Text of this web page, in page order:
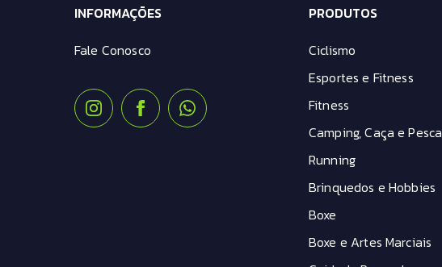
INFORMAÇÕES
Fale Conosco
PRODUTOS
Ciclismo
Esportes e Fitness
Fitness
Camping, Caça e Pesca
Running
Brinquedos e Hobbies
Boxe
Boxe e Artes Marciais